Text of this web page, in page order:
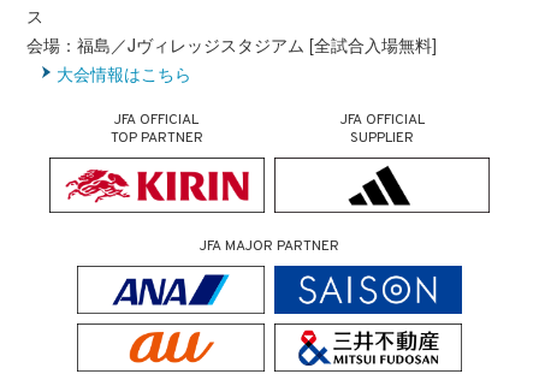
ス
会場：福島／Jヴィレッジスタジアム [全試合入場無料]
大会情報はこちら
JFA OFFICIAL
TOP PARTNER
JFA OFFICIAL
SUPPLIER
JFA MAJOR PARTNER